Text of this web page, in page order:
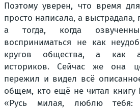
Поэтому уверен, что время
просто написала, а выстрадала,
а тогда, когда
восприниматься не как
кругов общества, а как
историков. Сейчас же она
пережил и видел всё
общем, кто ещё не читал книгу
«Русь милая, люблю тебя: